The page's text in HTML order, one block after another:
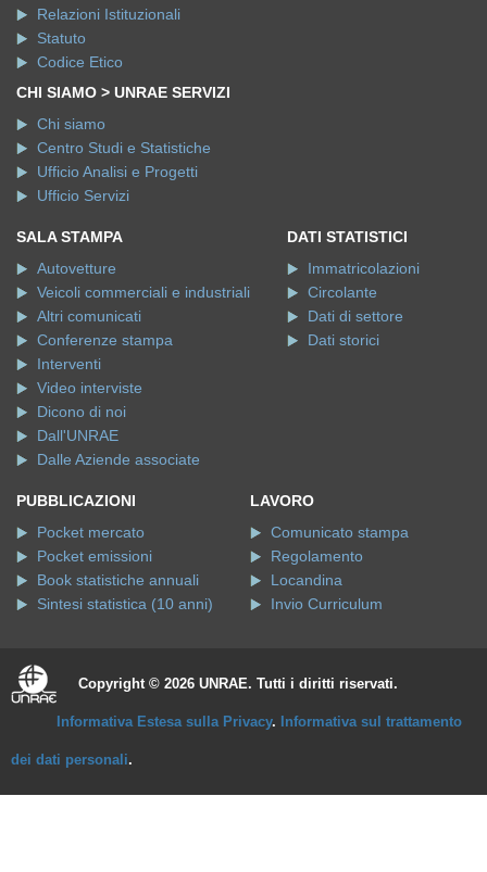
Relazioni Istituzionali
Statuto
Codice Etico
CHI SIAMO > UNRAE SERVIZI
Chi siamo
Centro Studi e Statistiche
Ufficio Analisi e Progetti
Ufficio Servizi
SALA STAMPA
Autovetture
Veicoli commerciali e industriali
Altri comunicati
Conferenze stampa
Interventi
Video interviste
Dicono di noi
Dall'UNRAE
Dalle Aziende associate
DATI STATISTICI
Immatricolazioni
Circolante
Dati di settore
Dati storici
PUBBLICAZIONI
Pocket mercato
Pocket emissioni
Book statistiche annuali
Sintesi statistica (10 anni)
LAVORO
Comunicato stampa
Regolamento
Locandina
Invio Curriculum
Copyright © 2026 UNRAE. Tutti i diritti riservati.
Informativa Estesa sulla Privacy. Informativa sul trattamento
dei dati personali.